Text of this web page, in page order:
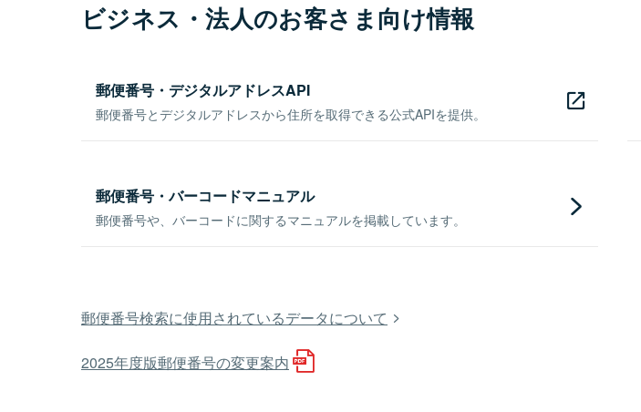
ビジネス・法人のお客さま向け情報
郵便番号・デジタルアドレスAPI
郵便番号とデジタルアドレスから住所を取得できる公式APIを提供。
郵便番号・バーコードマニュアル
郵便番号や、バーコードに関するマニュアルを掲載しています。
郵便番号検索に使用されているデータについて
2025年度版郵便番号の変更案内